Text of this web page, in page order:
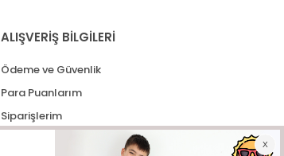
ALIŞVERİŞ BİLGİLERİ
Ödeme ve Güvenlik
Para Puanlarım
Siparişlerim